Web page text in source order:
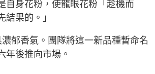
自身花粉，使龍眼花粉「趁機而
果的。」
郁香氣。團隊將這一新品種暫命名
年後推向市場。